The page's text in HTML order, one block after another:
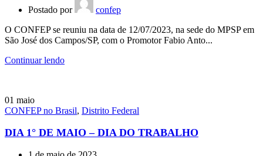
Postado por
confep
O CONFEP se reuniu na data de 12/07/2023, na sede do MPSP em
São José dos Campos/SP, com o Promotor Fabio Anto...
Continuar lendo
01 maio
CONFEP no Brasil, Distrito Federal
DIA 1° DE MAIO – DIA DO TRABALHO